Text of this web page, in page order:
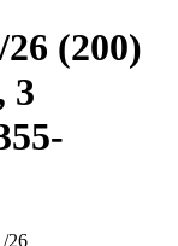
(200)
3
26